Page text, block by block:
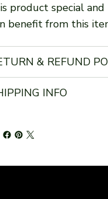
product special
benefit from this
& REFUND
INFO